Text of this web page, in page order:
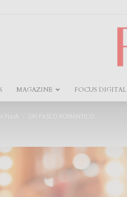
MAGAZINE FOCUS DIGITAL
Flash UN PASCO ROMANTICO